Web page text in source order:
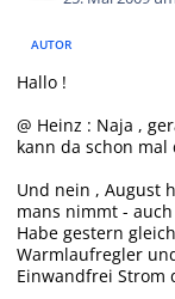
AUTOR
Hallo !
@ Heinz : Naja ,
kann da schon
Und nein , August
mans nimmt -
Habe gestern
Warmlaufregler
Einwandfrei Strom